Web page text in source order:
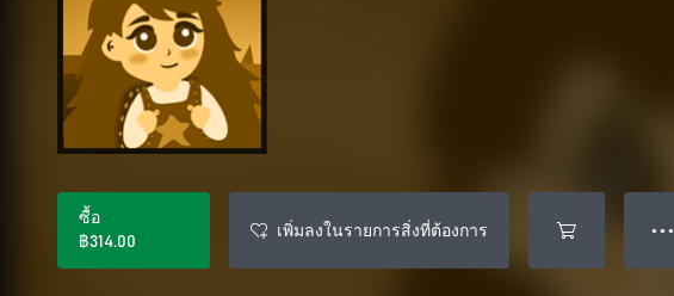
ซื้อ
฿314.00
เพิ่มลงในรายการสิ่งที่ต้องการ ● ● ●